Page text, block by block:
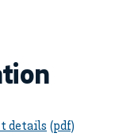
details